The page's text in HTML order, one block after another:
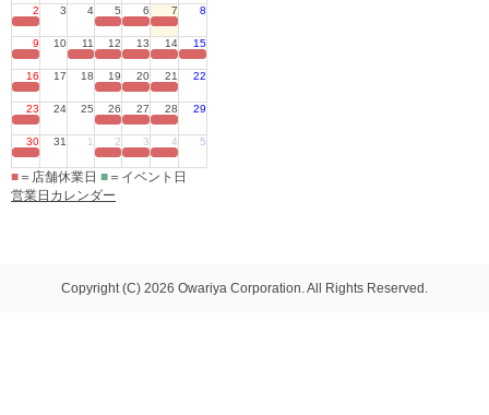
2 3 4 5 6 7 8
9 10 11 12 13 14 15
16 17 18 19 20 21 22
23 24 25 26 27 28 29
30 31 1 2 3 4 5
■ ＝店舗休業日 ■ ＝イベント日
営業日カレンダー
Copyright (C) 2026 Owariya Corporation. All Rights Reserved.